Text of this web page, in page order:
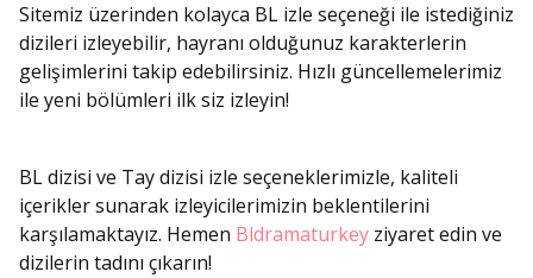
Sitemiz üzerinden kolayca BL izle seçeneği ile istediğiniz
dizileri izleyebilir, hayranı olduğunuz karakterlerin
gelişimlerini takip edebilirsiniz. Hızlı güncellemelerimiz
ile yeni bölümleri ilk siz izleyin!
BL dizisi ve Tay dizisi izle seçeneklerimizle, kaliteli
içerikler sunarak izleyicilerimizin beklentilerini
karşılamaktayız. Hemen Bldramaturkey ziyaret edin ve
dizilerin tadını çıkarın!